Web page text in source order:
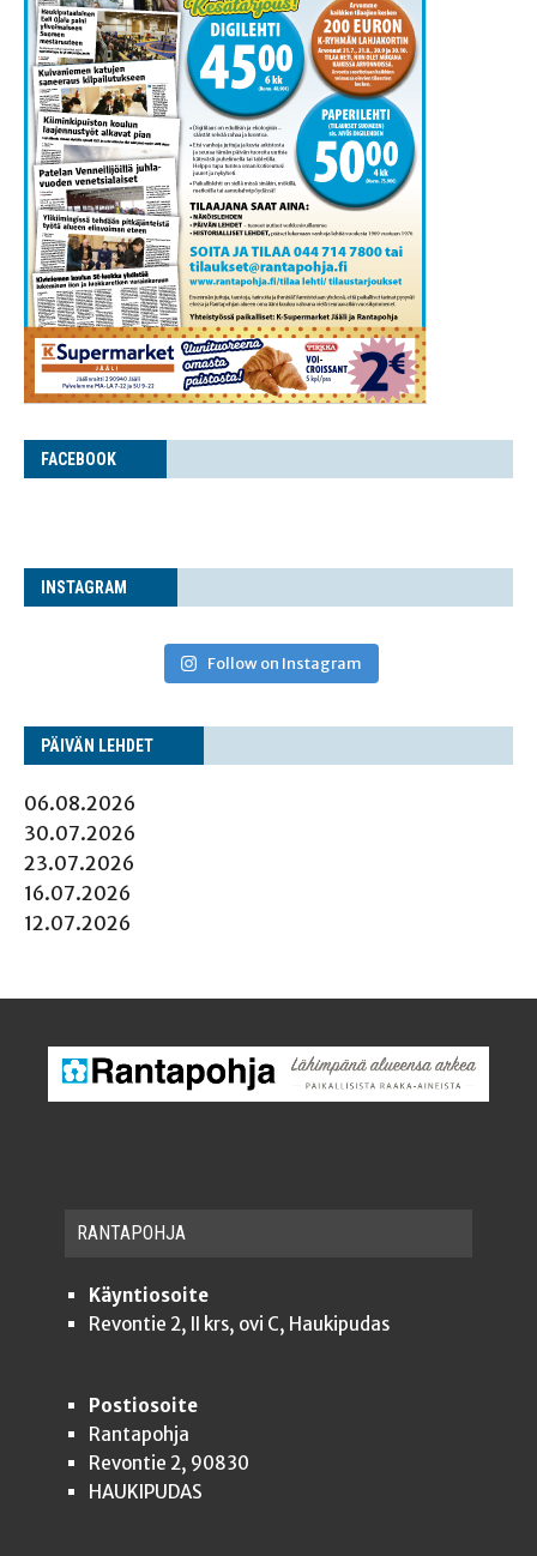
FACE­BOOK
INS­TA­GRAM
Follow on Instagram
PÄI­VÄN LEHDET
06.08.2026
30.07.2026
23.07.2026
16.07.2026
12.07.2026
RAN­TA­POH­JA
Käyntiosoite
Revontie 2, II krs, ovi C, Haukipudas
Postiosoite
Rantapohja
Revontie 2, 90830
HAUKIPUDAS